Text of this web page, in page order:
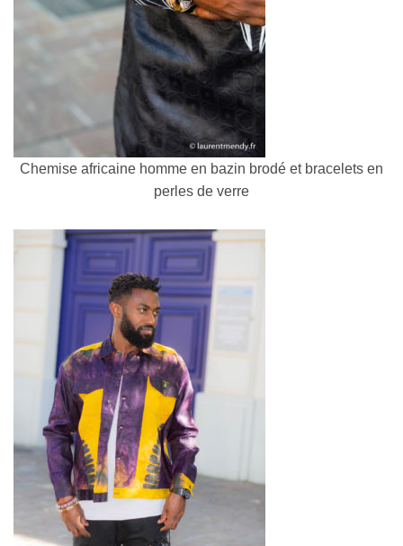
Chemise africaine homme en bazin brodé et bracelets en
perles de verre